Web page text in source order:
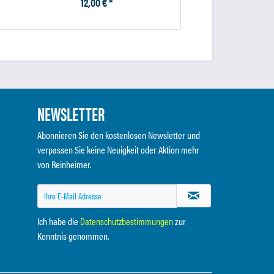
NEWSLETTER
Abonnieren Sie den kostenlosen Newsletter und
verpassen Sie keine Neuigkeit oder Aktion mehr
von Reinheimer.
Ich habe die Datenschutzbestimmungenzur
Kenntnis genommen.